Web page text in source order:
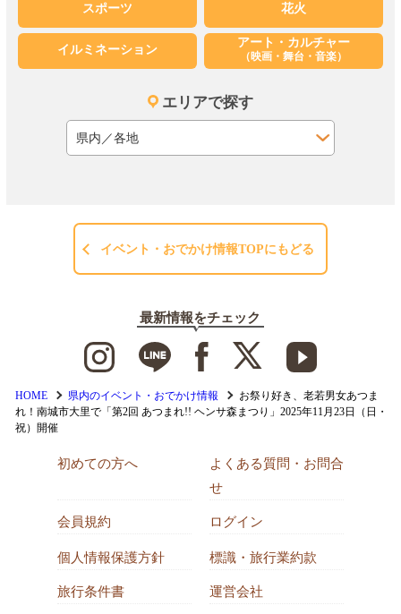
スポーツ 花火
イルミネーション アート・カルチャー
（映画・舞台・音楽）
エリアで探す
イベント・おでかけ情報TOPにもどる
最新情報をチェック
HOME 県内のイベント・おでかけ情報
お祭り好き、老若男女あつま
れ！南城市大里で「第2回 あつまれ!! ヘンサ森まつり」2025年11月23日（日・
祝）開催
初めての方へ
よくある質問・お問合
せ
会員規約 ログイン
個人情報保護方針 標識・旅行業約款
旅行条件書 運営会社